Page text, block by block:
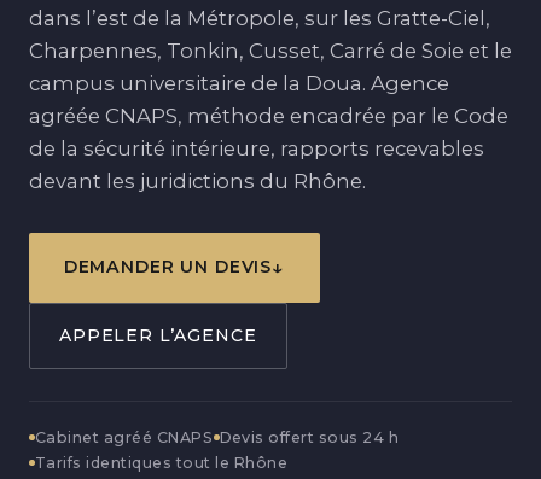
Tarifs
À propos
L’agence INVENY
Blog
dans l’est de la Métropole, sur les Gratte-Ciel,
Charpennes, Tonkin, Cusset, Carré de Soie et le
campus universitaire de la Doua. Agence
agréée CNAPS, méthode encadrée par le Code
de la sécurité intérieure, rapports recevables
devant les juridictions du Rhône.
DEMANDER UN DEVIS
APPELER L’AGENCE
Cabinet agréé CNAPS Devis offert sous 24 h
Tarifs identiques tout le Rhône